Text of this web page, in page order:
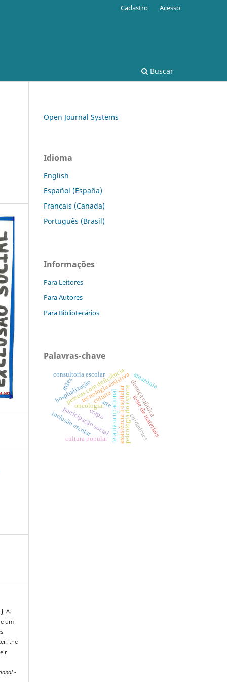
Buscar
Cadastro Acesso
A.
um
the
-
Open Journal Systems
Idioma
English
Español (España)
Français (Canada)
Português (Brasil)
Informações
Para Leitores
Para Autores
Para Bibliotecários
Palavras-chave
tecnologia assistiva
terapia ocupacional
pessoas com deficiênciapsicologia do esporte
participação social.
inclusão escolar
consultoria escolar
hospitalização
oncologia. doença crônica
mães
cuidadores
cultura
arte
corpo
amazônia
cultura popular assistência hospitalarteste de materiais